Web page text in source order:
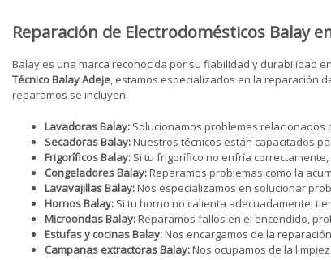
Reparación de Electrodomésticos Balay
Balay es una marca reconocida por su fiabilidad y durabilidad
Técnico Balay Adeje, estamos especializados en la reparación
reparamos se incluyen:
Lavadoras Balay: Solucionamos problemas relacionados
Secadoras Balay:Nuestros técnicos están capacitados
Frigoríficos Balay: Si tu frigorífico no enfría
Congeladores Balay:Reparamos problemas como la
Lavavajillas Balay:Nos especializamos en solucionar
Hornos Balay: Si tu horno no calienta adecuadamente,
Microondas Balay:Reparamos fallos en el encendido,
Estufas y cocinas Balay:Nos encargamos de la
Campanas extractoras Balay:Nos ocupamos de la